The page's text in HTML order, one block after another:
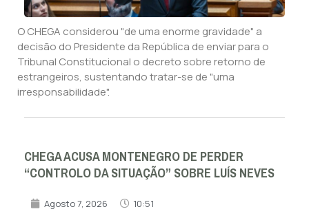
O CHEGA considerou "de uma enorme gravidade" a
decisão do Presidente da República de enviar para o
Tribunal Constitucional o decreto sobre retorno de
estrangeiros, sustentando tratar-se de "uma
irresponsabilidade".
CHEGA ACUSA MONTENEGRO DE PERDER
“CONTROLO DA SITUAÇÃO” SOBRE LUÍS NEVES
Agosto 7, 2026 10:51